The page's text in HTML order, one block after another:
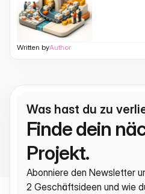
Written byAuthor
Was hast du zu
Finde dein
Projekt.
Abonniere den Newsletter
2 Geschäftsideen und wie